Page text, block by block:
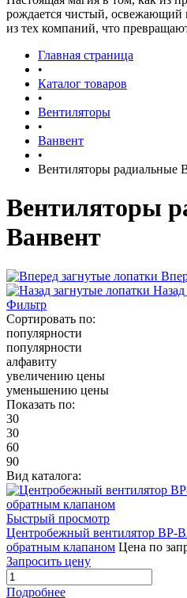
рождается чистый,
из тех компаний, что
Главная страница
•
Каталог товаров
•
Вентиляторы
•
Ванвент
•
Вентиляторы радиальные
Вентиляторы
Ванвент
Назад
Фильтр
Сортировать по:
популярности
популярности
алфавиту
увеличению цены
уменьшению цены
Показать по:
30
30
60
90
Вид каталога:
Быстрый просмотр
Центробежный вентилятор ВР-
обратным клапаном Цена по
Запросить цену
Подробнее